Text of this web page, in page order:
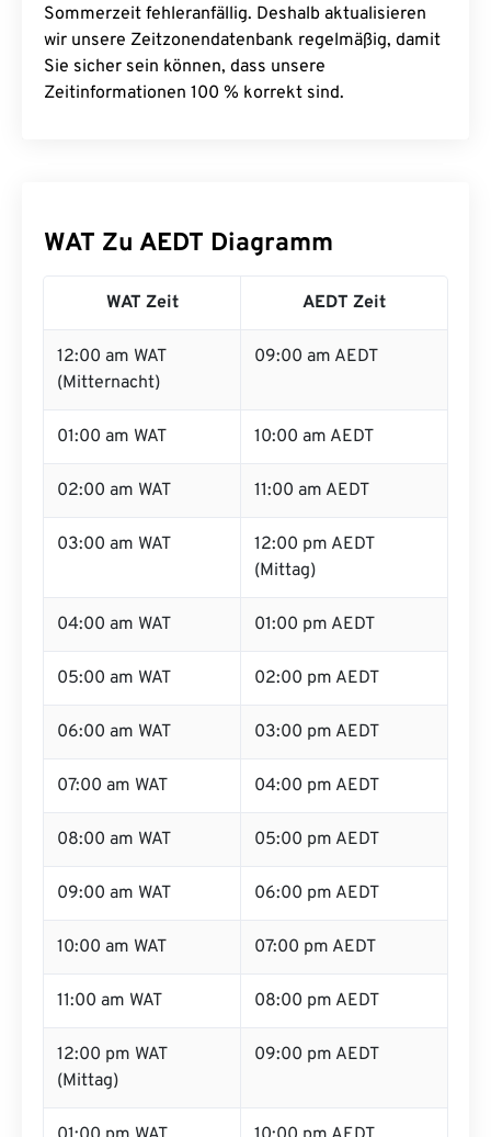
Sommerzeit fehleranfällig. Deshalb aktualisieren
wir unsere Zeitzonendatenbank regelmäßig, damit
Sie sicher sein können, dass unsere
Zeitinformationen 100 % korrekt sind.
WAT Zu AEDT Diagramm
WAT Zeit AEDT Zeit
12:00 am WAT
(Mitternacht)
09:00 am AEDT
01:00 am WAT 10:00 am AEDT
02:00 am WAT 11:00 am AEDT
03:00 am WAT
12:00 pm AEDT
(Mittag)
04:00 am WAT 01:00 pm AEDT
05:00 am WAT 02:00 pm AEDT
06:00 am WAT 03:00 pm AEDT
07:00 am WAT 04:00 pm AEDT
08:00 am WAT 05:00 pm AEDT
09:00 am WAT 06:00 pm AEDT
10:00 am WAT 07:00 pm AEDT
11:00 am WAT 08:00 pm AEDT
12:00 pm WAT
(Mittag)
09:00 pm AEDT